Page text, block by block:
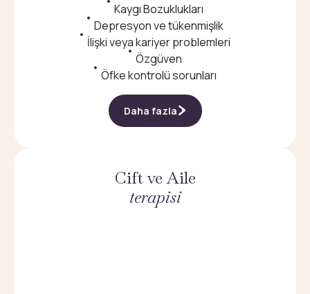
Kaygı Bozuklukları
Depresyon ve tükenmişlik
İlişki veya kariyer problemleri
Özgüven
Öfke kontrolü sorunları
Daha fazla
Cift ve Aile
terapisi